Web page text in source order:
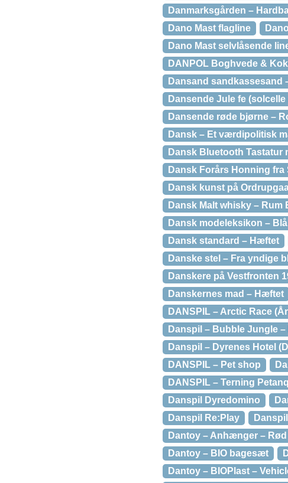
Danmarksgården –
Dano Mast flagline
Dano Mast selvlåsende
DANPOL Boghvede &
Dansand sandkassesand
Dansende Jule fe
Dansende røde bjørne –
Dansk – Et værdipolitisk
Dansk Bluetooth Tastatur
Dansk Forårs Honning fra
Dansk kunst på
Dansk Malt whisky –
Dansk modeleksikon –
Dansk standard – Hæftet
Danske stel – Fra yndige
Danskere på Vestfronten
Danskernes mad – Hæftet
DANSPIL – Arctic Race
Danspil – Bubble Jungle
Danspil – Dyrenes Hotel
DANSPIL – Pet shop
DANSPIL – Terning
Danspil Dyredomino
Danspil Re:Play
Dantoy – Anhænger – Rød
Dantoy – BIO bagesæt
Dantoy – BIOPlast –